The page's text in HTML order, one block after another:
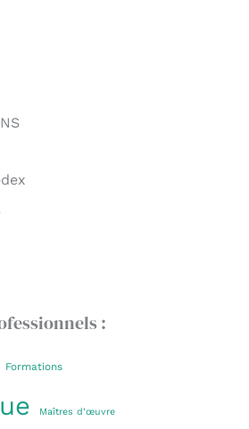
:
Formations
Maîtres d’œuvre